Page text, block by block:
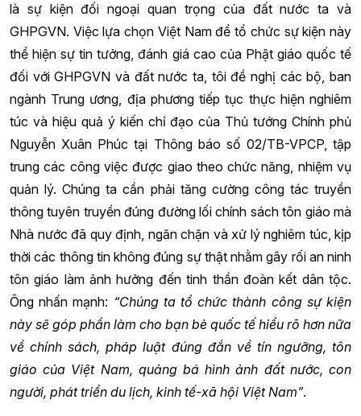
là sự kiện đối ngoại quan trọng của đất nước ta và
GHPGVN. Việc lựa chọn Việt Nam để tổ chức sự kiện này
thể hiện sự tin tưởng, đánh giá cao của Phật giáo quốc tế
đối với GHPGVN và đất nước ta, tôi đề nghị các bộ, ban
ngành Trung ương, địa phương tiếp tục thực hiện nghiêm
túc và hiệu quả ý kiến chỉ đạo của Thủ tướng Chính phủ
Nguyễn Xuân Phúc tại Thông báo số 02/TB-VPCP, tập
trung các công việc được giao theo chức năng, nhiệm vụ
quản lý. Chúng ta cần phải tăng cường công tác truyền
thông tuyên truyền đúng đường lối chính sách tôn giáo mà
Nhà nước đã quy định, ngăn chặn và xử lý nghiêm túc, kịp
thời các thông tin không đúng sự thật nhằm gây rối an ninh
tôn giáo làm ảnh hưởng đến tinh thần đoàn kết dân tộc.
Ông nhấn mạnh: “Chúng ta tổ chức thành công sự kiện
này sẽ góp phần làm cho bạn bè quốc tế hiểu rõ hơn nữa
về chính sách, pháp luật đúng đắn về tín ngưỡng, tôn
giáo của Việt Nam, quảng bá hình ảnh đất nước, con
người, phát triển du lịch, kinh tế-xã hội Việt Nam”.